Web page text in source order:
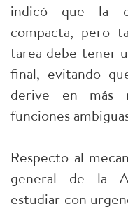
indicó que la
compacta, pero
tarea debe tener
final, evitando
derive en más
funciones
Respecto al
general de la
estudiar con